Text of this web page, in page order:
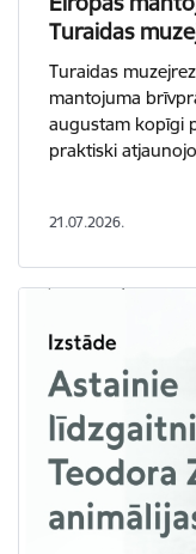
Turaidas
Turaidas
mantojuma
augustam kopīgi
praktiski
21.07.2026.